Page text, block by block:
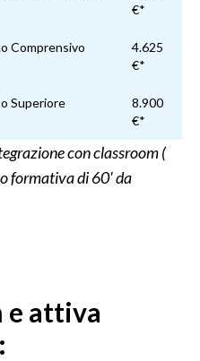
€*
Comprensivo
4.625
€*
Superiore
8.900
€*
con classroom (
formativa di 60' da
e attiva